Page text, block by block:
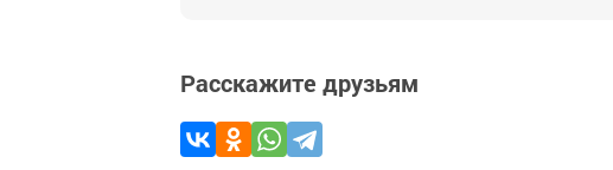
Расскажите друзьям